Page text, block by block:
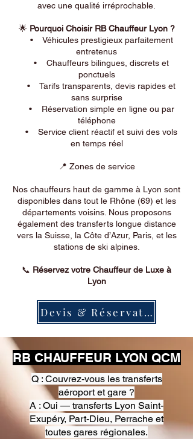
avec une qualité irréprochable.
🌟 Pourquoi Choisir RB Chauffeur Lyon ?
• Véhicules prestigieux parfaitement
entretenus
• Chauffeurs bilingues, discrets et
ponctuels
• Tarifs transparents, devis rapides et
sans surprise
• Réservation simple en ligne ou par
téléphone
• Service client réactif et suivi des vols
en temps réel
📍 Zones de service
Nos chauffeurs haut de gamme à Lyon sont
disponibles dans tout le Rhône (69) et les
départements voisins. Nous proposons
également des transferts longue distance
vers la Suisse, la Côte d’Azur, Paris, et les
stations de ski alpines.
📞 Réservez votre Chauffeur de Luxe à
Lyon
Devis & Réservation
RB CHAUFFEUR LYON QCM
Q : Couvrez-vous les transferts
aéroport et gare ?
A : Oui — transferts Lyon Saint-
Exupéry, Part-Dieu, Perrache et
toutes gares régionales.